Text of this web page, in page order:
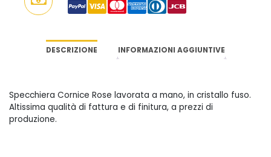
DESCRIZIONE INFORMAZIONI AGGIUNTIVE
Specchiera Cornice Rose lavorata a mano, in cristallo fuso.
Altissima qualità di fattura e di finitura, a prezzi di
produzione.